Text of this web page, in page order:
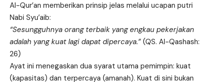
Al-Qur’an memberikan prinsip jelas melalui ucapan putri
Nabi Syu’aib:
“Sesungguhnya orang terbaik yang engkau pekerjakan
adalah yang kuat lagi dapat dipercaya.” (QS. Al-Qashash:
26)
Ayat ini menegaskan dua syarat utama pemimpin: kuat
(kapasitas) dan terpercaya (amanah). Kuat di sini bukan